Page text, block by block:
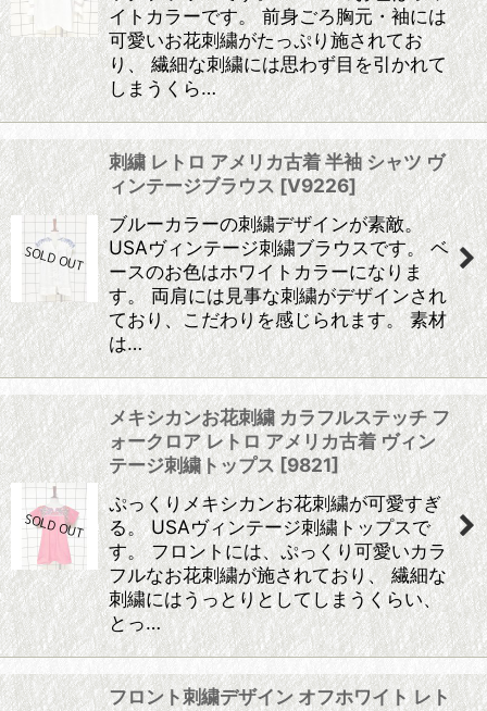
イトカラーです。 前身ごろ胸元・袖には
可愛いお花刺繍がたっぷり施されてお
り、 繊細な刺繍には思わず目を引かれて
しまうくら…
刺繍 レトロ アメリカ古着 半袖 シャツ ヴ
ィンテージブラウス [V9226]
ブルーカラーの刺繍デザインが素敵。
USAヴィンテージ刺繍ブラウスです。 ベ
ースのお色はホワイトカラーになりま
す。 両肩には見事な刺繍がデザインされ
ており、こだわりを感じられます。 素材
は…
メキシカンお花刺繍 カラフルステッチ フ
ォークロア レトロ アメリカ古着 ヴィン
テージ刺繍トップス[9821]
ぷっくりメキシカンお花刺繍が可愛すぎ
る。 USAヴィンテージ刺繍トップスで
す。 フロントには、ぷっくり可愛いカラ
フルなお花刺繍が施されており、 繊細な
刺繍にはうっとりとしてしまうくらい、
とっ…
フロント刺繍デザイン オフホワイト レト